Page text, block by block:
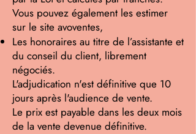
Vous pouvez également les estimer
sur le site avoventes,
Les honoraires au titre de l’assistante et
du conseil du client, librement
négociés.
L'adjudication n'est définitive que 10
jours après l'audience de vente.
Le prix est payable dans les deux mois
de la vente devenue définitive.